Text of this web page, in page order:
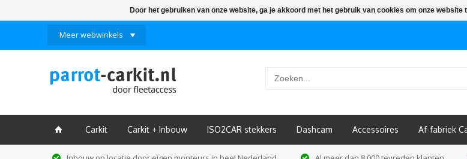
Meer webwinkels
ï Carkit Carkit + Inbouw ISO2CAR stekkers Dashcam Accessoires Af-fabriek
Door het gebruiken van onze website, ga je akkoord met het gebruik van cookies om onze website